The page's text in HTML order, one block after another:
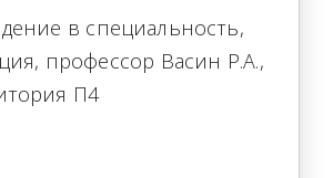
в специальность,
профессор Васин Р.А.,
П4